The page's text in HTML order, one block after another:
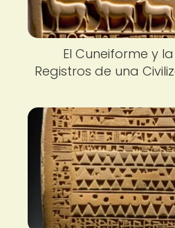
El Cuneiforme y
Registros de una